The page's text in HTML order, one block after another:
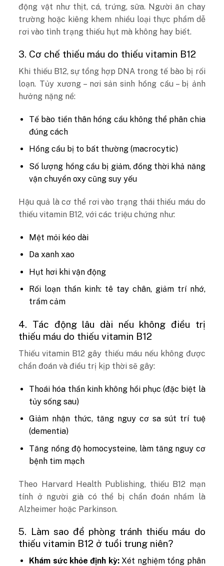
động vật như thịt, cá, trứng, sữa. Người ăn chay
trường hoặc kiêng khem nhiều loại thực phẩm dễ
rơi vào tình trạng thiếu hụt mà không hay biết.
3. Cơ chế thiếu máu do thiếu vitamin B12
Khi thiếu B12, sự tổng hợp DNA trong tế bào bị rối
loạn. Tủy xương – nơi sản sinh hồng cầu – bị ảnh
hưởng nặng nề:
Tế bào tiền thân hồng cầu không thể phân chia
đúng cách
Hồng cầu bị to bất thường (macrocytic)
Số lượng hồng cầu bị giảm, đồng thời khả năng
vận chuyển oxy cũng suy yếu
Hậu quả là cơ thể rơi vào trạng thái thiếu máu do
thiếu vitamin B12, với các triệu chứng như:
Mệt mỏi kéo dài
Da xanh xao
Hụt hơi khi vận động
Rối loạn thần kinh: tê tay chân, giảm trí nhớ,
trầm cảm
4. Tác động lâu dài nếu không điều trị
thiếu máu do thiếu vitamin B12
Thiếu vitamin B12 gây thiếu máu nếu không được
chẩn đoán và điều trị kịp thời sẽ gây:
Thoái hóa thần kinh không hồi phục (đặc biệt là
tủy sống sau)
Giảm nhận thức, tăng nguy cơ sa sút trí tuệ
(dementia)
Tăng nồng độ homocysteine, làm tăng nguy cơ
bệnh tim mạch
Theo Harvard Health Publishing, thiếu B12 mạn
tính ở người già có thể bị chẩn đoán nhầm là
Alzheimer hoặc Parkinson.
5. Làm sao để phòng tránh thiếu máu do
thiếu vitamin B12 ở tuổi trung niên?
Khám sức khỏe định kỳ:Xét nghiệm tổng phân